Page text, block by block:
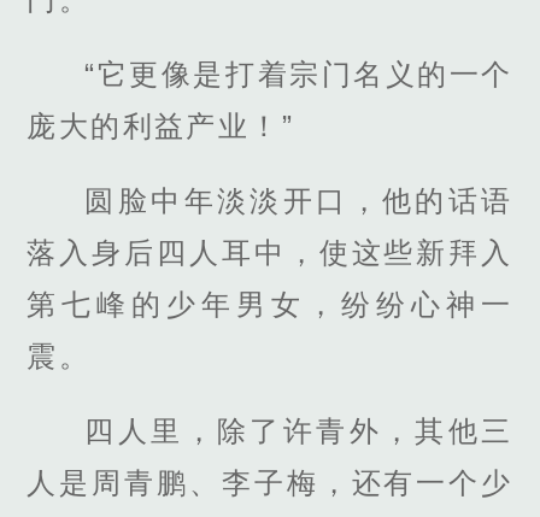
“它更像是打着宗门名义的一个
庞大的利益产业！”
圆脸中年淡淡开口，他的话语
落入身后四人耳中，使这些新拜入
第七峰的少年男女，纷纷心神一
震。
四人里，除了许青外，其他三
人是周青鹏、李子梅，还有一个少